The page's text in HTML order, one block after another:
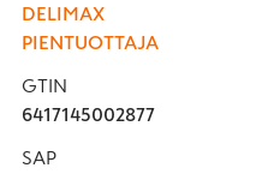
DELIMAX
PIENTUOTTAJA
GTIN
6417145002877
SAP